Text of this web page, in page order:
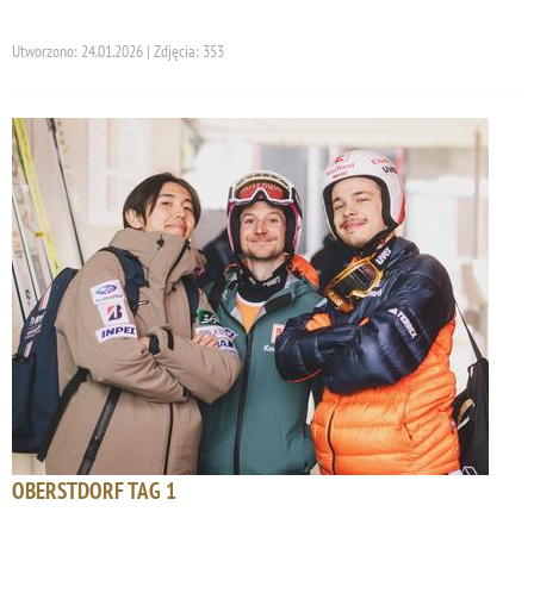
Utworzono: 24.01.2026 | Zdjęcia: 353
OBERSTDORF TAG 1